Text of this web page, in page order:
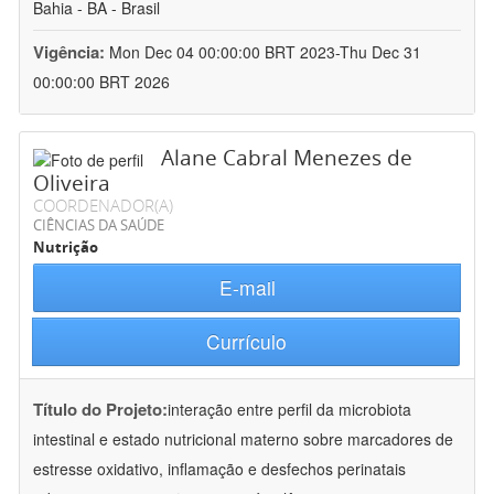
Bahia - BA - Brasil
Vigência: Mon Dec 04 00:00:00 BRT 2023-Thu Dec 31
00:00:00 BRT 2026
Alane Cabral Menezes de
Oliveira
COORDENADOR(A)
CIÊNCIAS DA SAÚDE
Nutrição
E-mail
Currículo
Título do Projeto:interação entre perfil da microbiota
intestinal e estado nutricional materno sobre marcadores de
estresse oxidativo, inflamação e desfechos perinatais